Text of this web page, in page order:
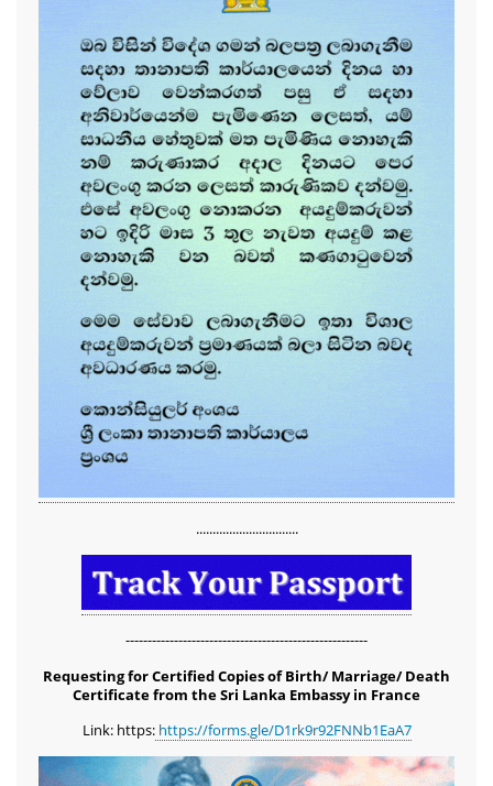
...............................
-------------------------------------------------------
Requesting for Certified Copies of Birth/ Marriage/ Death
Certificate from the Sri Lanka Embassy in France
Link: https:https://forms.gle/D1rk9r92FNNb1EaA7